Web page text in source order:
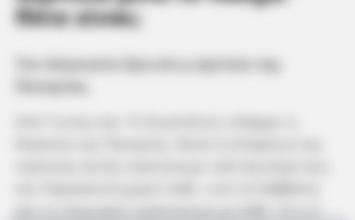
Πότε είναι;
και τις Κυριακές νηστεύουμε με λάδι. Στις 6